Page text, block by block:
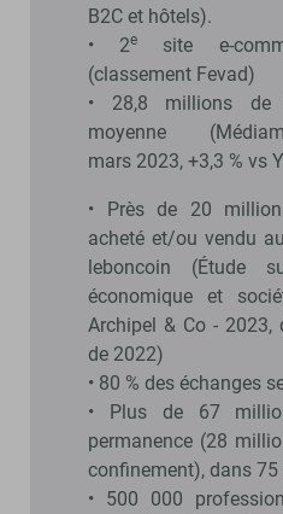
B2C et hôtels).
• 2e
site e-
(classement Fevad)
• 28,8 millions de
moyenne
mars 2023, +3,3 % vs
• Près de 20
acheté et/ou vendu
leboncoin (Étude
économique et
Archipel & Co - 2023,
de 2022)
• 80 % des échanges
• Plus de 67
permanence (28
confinement), dans
• 500 000